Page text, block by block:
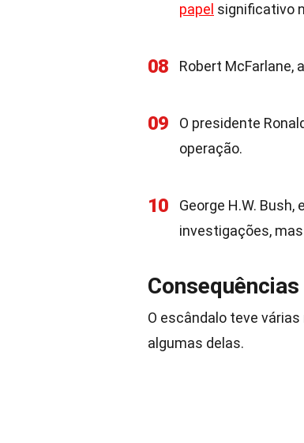
papel significativo
08 Robert McFarlane,
09
O presidente
operação.
10 George H.W.
investigações,
O escândalo teve
algumas delas.